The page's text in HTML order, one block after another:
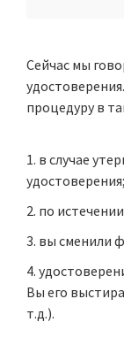
Сейчас мы
процедуру в
в случае
удостоверения;
по
вы сменили
Вы его
т.д.).